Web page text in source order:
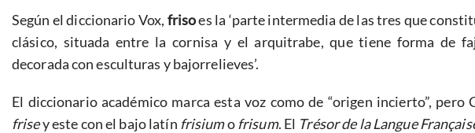
Según el diccionario Vox, frisoes la ‘parte intermedia de las tres que
clásico, situada entre la cornisa y el arquitrabe, que tiene forma de
decorada con esculturas y bajorrelieves’.
El diccionario académico marca esta voz como de “origen incierto”,
frisey este con el bajo latín frisiumo frisum. El Trésor de la Langue